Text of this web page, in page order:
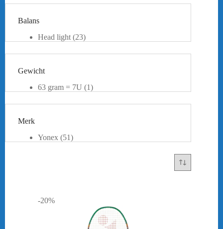
-20%
Medium Flexibel (26)
Extra Stijf
Balans
Head light (23)
Gewicht
63 gram = 7U (1)
80,1-85 gram = 4U (47)
Merk
Yonex (51)